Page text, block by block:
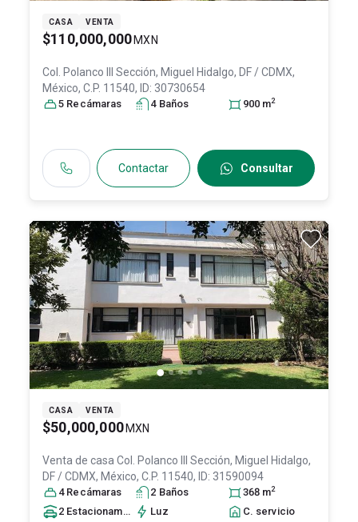
CASA VENTA
$110,000,000 MXN
Col. Polanco III Sección, Miguel Hidalgo, DF / CDMX,
México, C.P. 11540, ID: 30730654
5 Recámaras 4 Baños 900 m2
Contactar Consultar
CASA VENTA
$50,000,000 MXN
Venta de casa Col. Polanco III Sección, Miguel Hidalgo,
DF / CDMX, México, C.P. 11540, ID: 31590094
4 Recámaras 2 Baños 368 m2
2 Estacionamiento sLuz C. servicio